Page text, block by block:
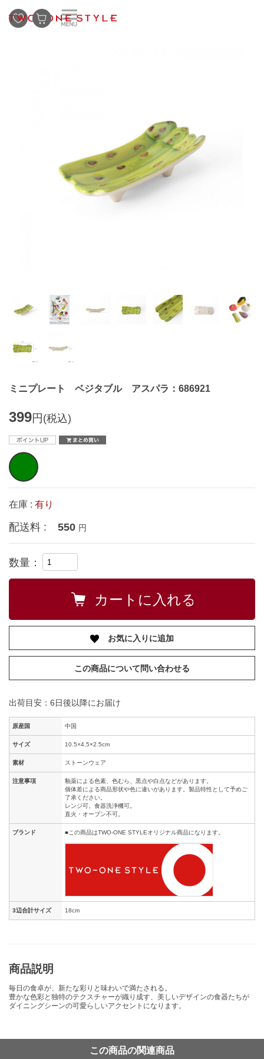
ミニプレート ベジタブル アスパラ：686921
399円 (税込)
在庫 : 有り
配送料 : 550 円
数量：
お気に入りに追加
この商品について問い合わせる
出荷目安：6日後以降にお届け
原産国 中国
サイズ 10.5×4.5×2.5cm
素材 ストーンウェア
注意事項
釉薬による色素、色むら、黒点や白点などがあります。
個体差による商品形状や色に違いがあります。製品特性として予めご
了承ください。
レンジ可。食器洗浄機可。
直火・オーブン不可。
ブランド ■この商品はTWO-ONE STYLEオリジナル商品になります。
3辺合計サイズ 18cm
商品説明
毎日の食卓が、新たな彩りと味わいで満たされる。
豊かな色彩と独特のテクスチャーが織り成す、美しいデザインの食器たちが
ダイニングシーンの可愛らしいアクセントになります。
この商品の関連商品